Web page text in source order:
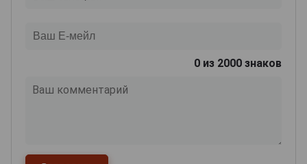
0 из 2000 знаков